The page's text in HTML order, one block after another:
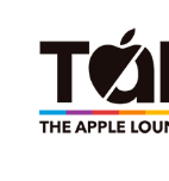
contenuto